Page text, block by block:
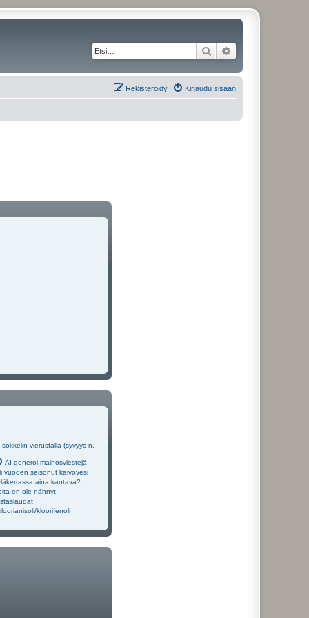
Etsi
Kirjaudu sisään
Rekisteröidy
vierustalla (syvyys n.
AI generoi mainosviestejä
vuoden seisonut kaivovesi
aina kantava?
en ole nähnyt
kloorifenoli